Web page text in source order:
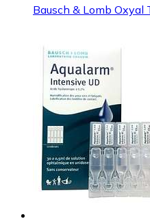
Bausch & Lomb